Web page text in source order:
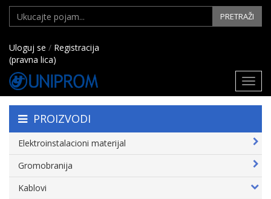
PRETRAŽI
Uloguj se / Registracija
(pravna lica)
PROIZVODI
Elektroinstalacioni materijal
Gromobranija
Kablovi